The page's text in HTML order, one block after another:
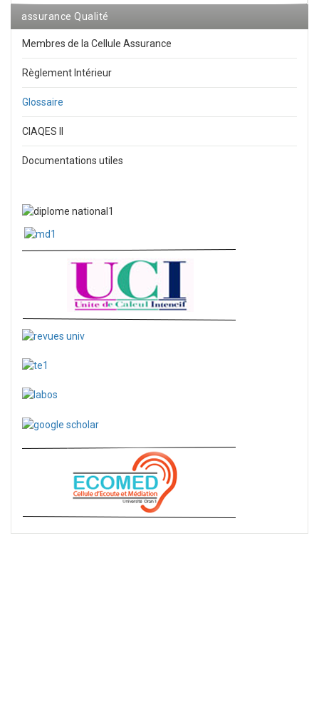
assurance Qualité
Membres de la Cellule Assurance
Règlement Intérieur
Glossaire
CIAQES II
Documentations utiles